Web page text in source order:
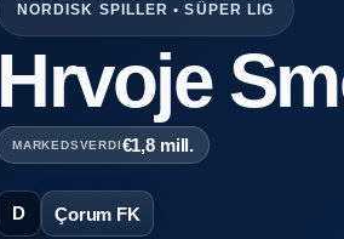
NORDISK SPILLER • SÜPER LIG
Hrvoje
MARKEDSVERDI€1,8 mill.
D Çorum FK